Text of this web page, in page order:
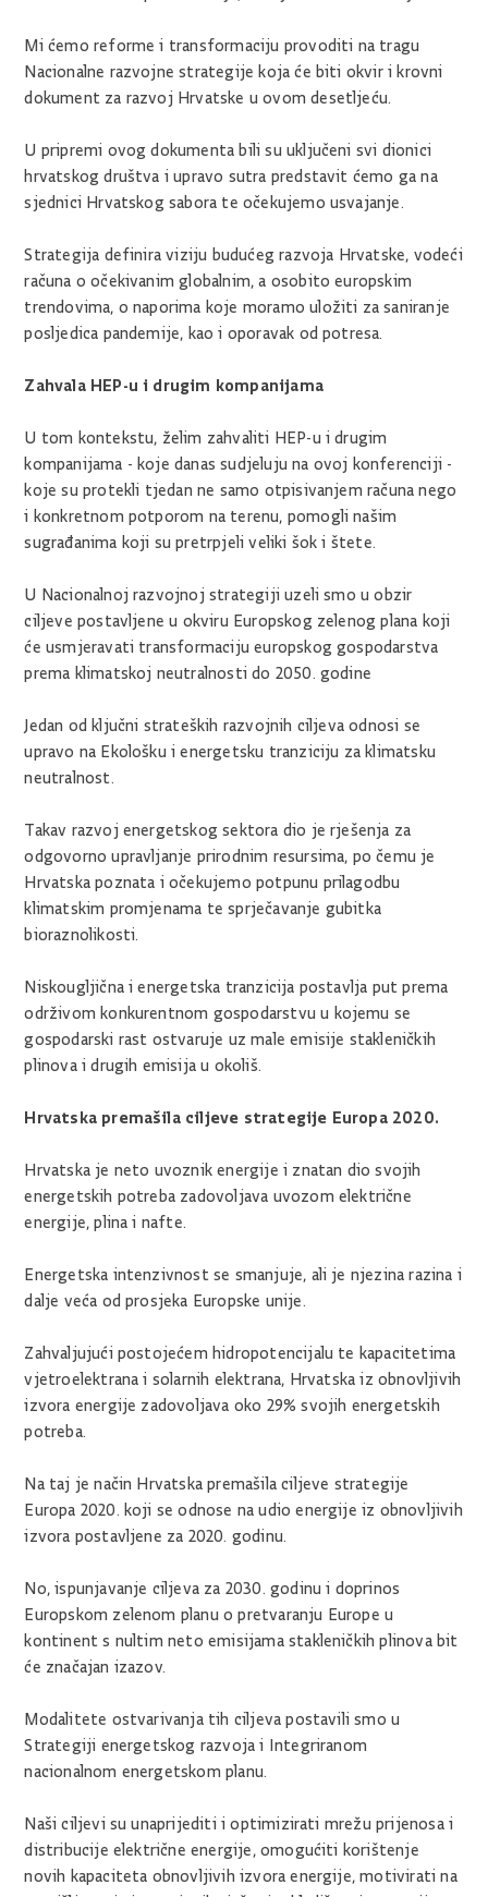
Mi ćemo reforme i transformaciju provoditi na tragu
Nacionalne razvojne strategije koja će biti okvir i krovni
dokument za razvoj Hrvatske u ovom desetljeću.
U pripremi ovog dokumenta bili su uključeni svi dionici
hrvatskog društva i upravo sutra predstavit ćemo ga na
sjednici Hrvatskog sabora te očekujemo usvajanje.
Strategija definira viziju budućeg razvoja Hrvatske, vodeći
računa o očekivanim globalnim, a osobito europskim
trendovima, o naporima koje moramo uložiti za saniranje
posljedica pandemije, kao i oporavak od potresa.
Zahvala HEP-u i drugim kompanijama
U tom kontekstu, želim zahvaliti HEP-u i drugim
kompanijama - koje danas sudjeluju na ovoj konferenciji -
koje su protekli tjedan ne samo otpisivanjem računa nego
i konkretnom potporom na terenu, pomogli našim
sugrađanima koji su pretrpjeli veliki šok i štete.
U Nacionalnoj razvojnoj strategiji uzeli smo u obzir
ciljeve postavljene u okviru Europskog zelenog plana koji
će usmjeravati transformaciju europskog gospodarstva
prema klimatskoj neutralnosti do 2050. godine
Jedan od ključni strateških razvojnih ciljeva odnosi se
upravo na Ekološku i energetsku tranziciju za klimatsku
neutralnost.
Takav razvoj energetskog sektora dio je rješenja za
odgovorno upravljanje prirodnim resursima, po čemu je
Hrvatska poznata i očekujemo potpunu prilagodbu
klimatskim promjenama te sprječavanje gubitka
bioraznolikosti.
Niskougljična i energetska tranzicija postavlja put prema
održivom konkurentnom gospodarstvu u kojemu se
gospodarski rast ostvaruje uz male emisije stakleničkih
plinova i drugih emisija u okoliš.
Hrvatska premašila ciljeve strategije Europa 2020.
Hrvatska je neto uvoznik energije i znatan dio svojih
energetskih potreba zadovoljava uvozom električne
energije, plina i nafte.
Energetska intenzivnost se smanjuje, ali je njezina razina i
dalje veća od prosjeka Europske unije.
Zahvaljujući postojećem hidropotencijalu te kapacitetima
vjetroelektrana i solarnih elektrana, Hrvatska iz obnovljivih
izvora energije zadovoljava oko 29% svojih energetskih
potreba.
Na taj je način Hrvatska premašila ciljeve strategije
Europa 2020. koji se odnose na udio energije iz obnovljivih
izvora postavljene za 2020. godinu.
No, ispunjavanje ciljeva za 2030. godinu i doprinos
Europskom zelenom planu o pretvaranju Europe u
kontinent s nultim neto emisijama stakleničkih plinova bit
će značajan izazov.
Modalitete ostvarivanja tih ciljeva postavili smo u
Strategiji energetskog razvoja i Integriranom
nacionalnom energetskom planu.
Naši ciljevi su unaprijediti i optimizirati mrežu prijenosa i
distribucije električne energije, omogućiti korištenje
novih kapaciteta obnovljivih izvora energije, motivirati na